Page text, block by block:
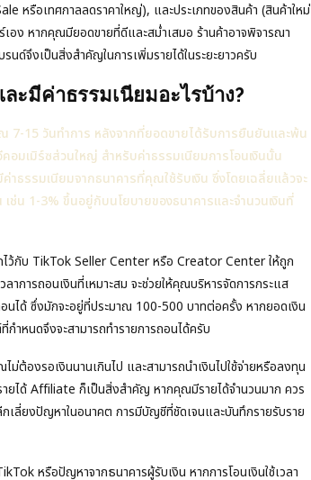
หรือเทศกาลลดราคาใหญ่), และประเภทของสินค้า (สินค้าใหม่
อง หากคุณมียอดขายที่ดีและสม่ำเสมอ ร้านค้าอาจพิจารณา
ด์จึงเป็นสิ่งสำคัญในการเพิ่มรายได้ในระยะยาวครับ
ะมีค่าธรรมเนียมอะไรบ้าง?
7-15 วันทำการ หลังจากที่ยอดขายได้รับการยืนยันและพ้น
อมเมิร์ซส่วนใหญ่ สำหรับค่าธรรมเนียมการโอนเงินนั้น
ธรรมเนียมจากธนาคารที่คุณใช้รับเงิน ซึ่งโดยเฉลี่ยแล้วจะ
ช่น 1-3% ขึ้นอยู่กับนโยบายของธนาคารและจำนวนเงินที่
ว้กับ TikTok Seller Center หรือ Creator Center ให้ถูก
การถอนเงินที่เหมาะสม จะช่วยให้คุณบริหารจัดการกระแส
ได้ ซึ่งมักจะอยู่ที่ประมาณ 100-500 บาทต่อครั้ง หากยอดเงิน
หนดจึงจะสามารถทำรายการถอนได้ครับ
ต้องรอเงินนานเกินไป และสามารถนำเงินไปใช้จ่ายหรือลงทุน
ายได้ Affiliate ก็เป็นสิ่งสำคัญ หากคุณมีรายได้จำนวนมาก ควร
เลี่ยงปัญหาในอนาคต การมีบัญชีที่ชัดเจนและบันทึกรายรับราย
หรือปัญหาจากธนาคารผู้รับเงิน หากการโอนเงินใช้เวลา